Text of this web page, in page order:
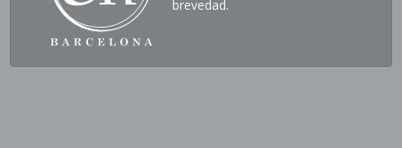
brevedad.